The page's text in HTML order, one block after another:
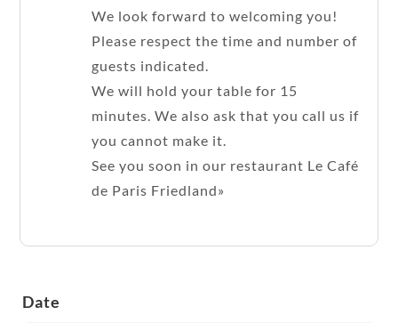
We look forward to welcoming you!
Please respect the time and number of
guests indicated.
We will hold your table for 15
minutes. We also ask that you call us if
you cannot make it.
See you soon in our restaurant Le Café
de Paris Friedland»
Date